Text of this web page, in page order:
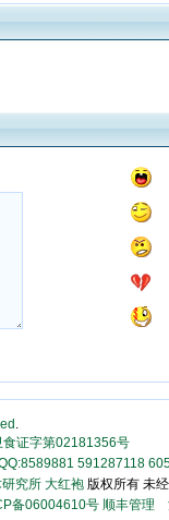
向千亿目标！
.
证字第02181356号
591287118
究所 大红袍 版权所有 未
备06004610号 顺丰管理